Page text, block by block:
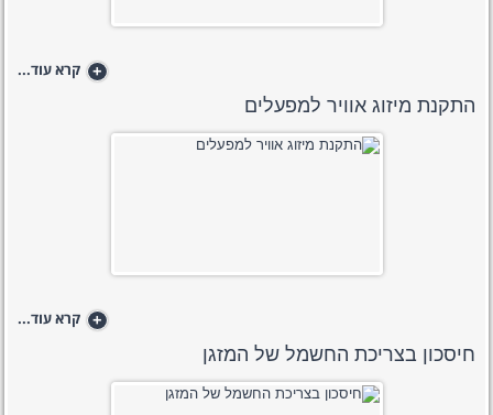
+ קרא עוד...
התקנת מיזוג אוויר למפעלים
+ קרא עוד...
חיסכון בצריכת החשמל של המזגן